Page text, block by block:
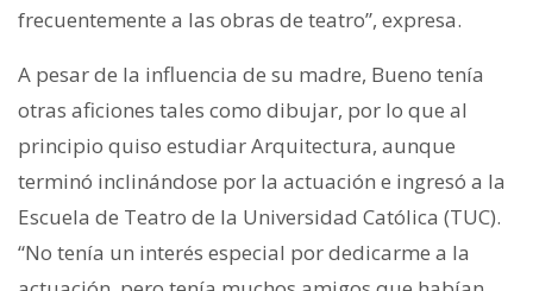
frecuentemente a las obras de teatro”, expresa.
A pesar de la influencia de su madre, Bueno tenía
otras aficiones tales como dibujar, por lo que al
principio quiso estudiar Arquitectura, aunque
terminó inclinándose por la actuación e ingresó a la
Escuela de Teatro de la Universidad Católica (TUC).
“No tenía un interés especial por dedicarme a la